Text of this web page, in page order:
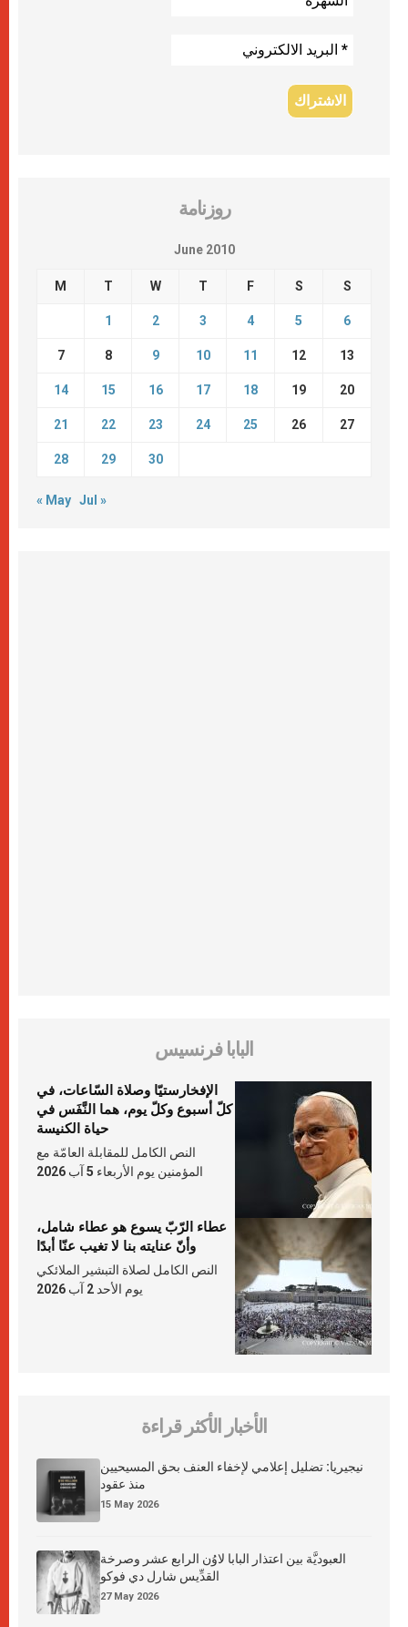
روزنامة
June 2010
M T W T F S S
1 2 3 4 5 6
7 8 9 10 11 12 13
14 15 16 17 18 19 20
21 22 23 24 25 26 27
28 29 30
« May Jul »
البابا فرنسيس
الإفخارستيّا وصلاة السّاعات، في
كلّ أسبوع وكلّ يوم، هما النَّفَس في
حياة الكنيسة
النص الكامل للمقابلة العامّة مع
المؤمنين يوم الأربعاء 5 آب 2026
عطاء الرّبّ يسوع هو عطاء شامل،
وأنّ عنايته بنا لا تغيب عنّا أبدًا
النص الكامل لصلاة التبشير الملائكي
يوم الأحد 2 آب 2026
الأخبار الأكثر قراءة
نيجيريا: تضليل إعلامي لإخفاء العنف بحق المسيحيين
منذ عقود
15 May 2026
العبوديَّة بين اعتذار البابا لاوُن الرابع عشر وصرخة
القدِّيس شارل دي فوكو
27 May 2026